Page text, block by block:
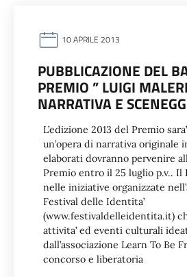
10 APRILE 2013
PUBBLICAZIONE DEL
PREMIO ” LUIGI
NARRATIVA E
L’edizione 2013 del Premio
un’opera di narrativa originale
elaborati dovranno pervenire
Premio entro il 25 luglio p.v.. Il
nelle iniziative organizzate
Festival delle Identita’
(www.festivaldelleidentita.it)
attivita’ ed eventi culturali
dall’associazione Learn To Be
concorso e liberatoria